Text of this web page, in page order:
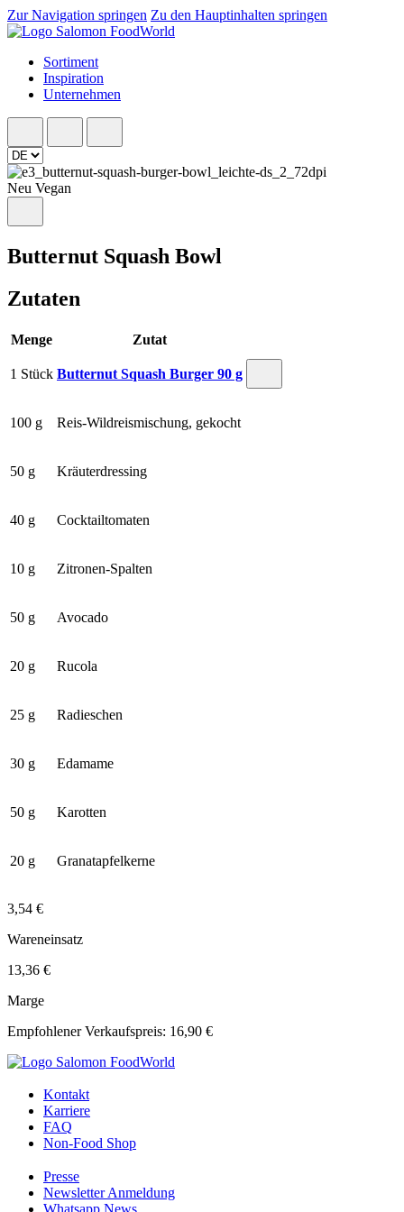
Zur Navigation springen Zu den Hauptinhalten springen
Sortiment
Inspiration
Unternehmen
Neu Vegan
Butternut Squash Bowl
Zutaten
Menge Zutat
1 Stück Butternut Squash Burger 90 g
100 g Reis-Wildreismischung, gekocht
50 g Kräuterdressing
40 g Cocktailtomaten
10 g Zitronen-Spalten
50 g Avocado
20 g Rucola
25 g Radieschen
30 g Edamame
50 g Karotten
20 g Granatapfelkerne
3,54 €
Wareneinsatz
13,36 €
Marge
Empfohlener Verkaufspreis: 16,90 €
Kontakt
Karriere
FAQ
Non-Food Shop
Presse
Newsletter Anmeldung